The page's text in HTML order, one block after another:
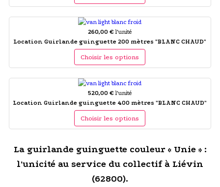
260,00 € l'unité
Location Guirlande guinguette 200 mètres "BLANC CHAUD"
Choisir les options
520,00 € l'unité
Location Guirlande guinguette 400 mètres "BLANC CHAUD"
Choisir les options
La guirlande guinguette couleur « Unie » :
l'unicité au service du collectif à Liévin
(62800).